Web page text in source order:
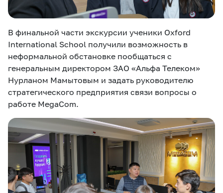
В финальной части экскурсии ученики Oxford
International School получили возможность в
неформальной обстановке пообщаться с
генеральным директором ЗАО «Альфа Телеком»
Нурланом Мамытовым и задать руководителю
стратегического предприятия связи вопросы о
работе MegaCom.